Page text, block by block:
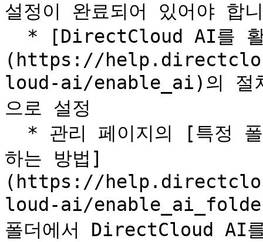
설정이 완료되어 있어야 합
(https://
loud-ai/enable_ai)의 절
으로 설정
하는 방법]
(https://
loud-ai/
폴더에서 DirectCloud AI